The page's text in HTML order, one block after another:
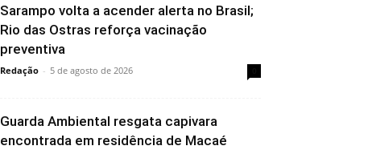
Sarampo volta a acender alerta no Brasil;
Rio das Ostras reforça vacinação
preventiva
Redação - 5 de agosto de 2026
Guarda Ambiental resgata capivara
encontrada em residência de Macaé